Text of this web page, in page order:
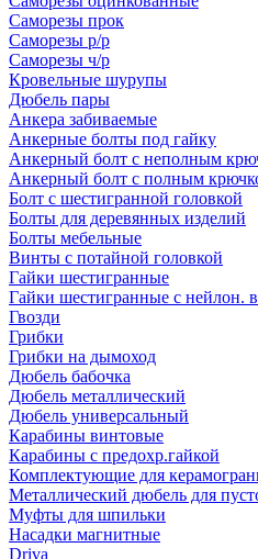
Саморезы прок
Саморезы р/р
Саморезы ч/р
Кровельные шурупы
Дюбель пары
Анкера забиваемые
Анкерные болты под гайку
Анкерный болт с неполным
Анкерный болт с полным
Болт с шестигранной головкой
Болты для деревянных изделий
Болты мебельные
Винты с потайной головкой
Гайки шестигранные
Гайки шестигранные с нейлон.
Гвозди
Грибки
Грибки на дымоход
Дюбель бабочка
Дюбель металлический
Дюбель универсальный
Карабины винтовые
Карабины с предохр.гайкой
Комплектующие для
Металлический дюбель для
Муфты для шпильки
Насадки магнитные
Driva